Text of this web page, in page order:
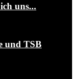
uns...
und TSB